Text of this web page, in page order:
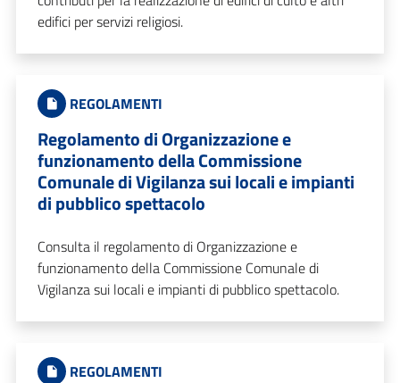
edifici per servizi religiosi.
REGOLAMENTI
Regolamento di Organizzazione e
funzionamento della Commissione
Comunale di Vigilanza sui locali e impianti
di pubblico spettacolo
Consulta il regolamento di Organizzazione e
funzionamento della Commissione Comunale di
Vigilanza sui locali e impianti di pubblico spettacolo.
REGOLAMENTI